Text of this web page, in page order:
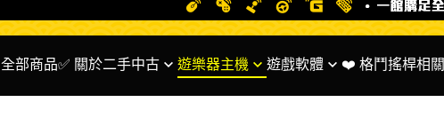
全部商品✅ 關於二手中古 遊樂器主機 遊戲軟體 ❤️ 格鬥搖桿相關